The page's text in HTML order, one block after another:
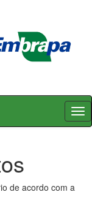
de acordo com a